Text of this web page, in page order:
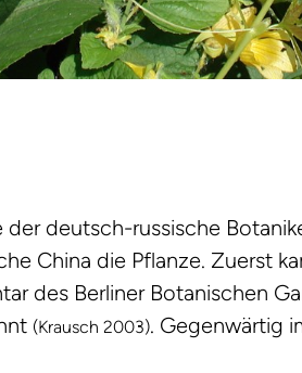
deutsch-russische
China die Pflanze. Zuerst
des Berliner Botanischen
(Krausch 2003). Gegenwärtig